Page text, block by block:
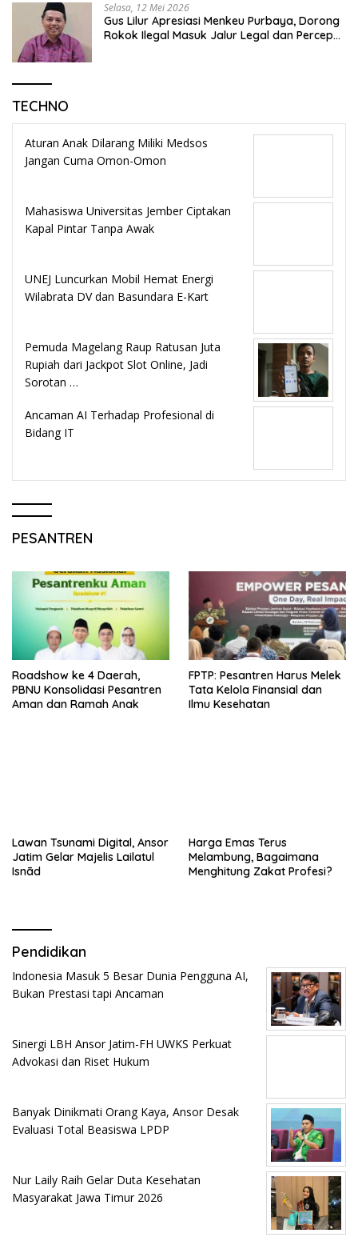
Selasa, 12 Mei 2026
Gus Lilur Apresiasi Menkeu Purbaya, Dorong
Rokok Ilegal Masuk Jalur Legal dan Percepat
TECHNO
Aturan Anak Dilarang Miliki Medsos
Jangan Cuma Omon-Omon
Mahasiswa Universitas Jember Ciptakan
Kapal Pintar Tanpa Awak
UNEJ Luncurkan Mobil Hemat Energi
Wilabrata DV dan Basundara E-Kart
Pemuda Magelang Raup Ratusan Juta
Rupiah dari Jackpot Slot Online, Jadi
Sorotan …
Ancaman AI Terhadap Profesional di
Bidang IT
PESANTREN
Roadshow ke 4 Daerah,
PBNU Konsolidasi Pesantren
Aman dan Ramah Anak
FPTP: Pesantren Harus Melek
Tata Kelola Finansial dan
Ilmu Kesehatan
Lawan Tsunami Digital, Ansor
Jatim Gelar Majelis Lailatul
Isnād
Harga Emas Terus
Melambung, Bagaimana
Menghitung Zakat Profesi?
Pendidikan
Indonesia Masuk 5 Besar Dunia Pengguna AI,
Bukan Prestasi tapi Ancaman
Sinergi LBH Ansor Jatim-FH UWKS Perkuat
Advokasi dan Riset Hukum
Banyak Dinikmati Orang Kaya, Ansor Desak
Evaluasi Total Beasiswa LPDP
Nur Laily Raih Gelar Duta Kesehatan
Masyarakat Jawa Timur 2026